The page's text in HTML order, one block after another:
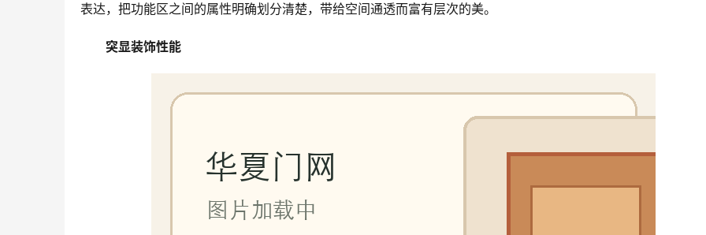
表达，把功能区之间的属性明确划分清楚，带给空间通透而富有层次的美。
突显装饰性能